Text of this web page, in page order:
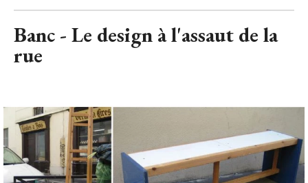
Banc - Le design à l'assaut de la
rue